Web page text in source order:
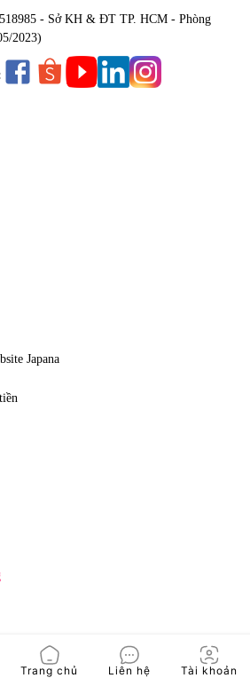
Trang chủ Liên hệ Tài khoản
- Sở KH & ĐT TP. HCM - Phòng
2023)
Japana